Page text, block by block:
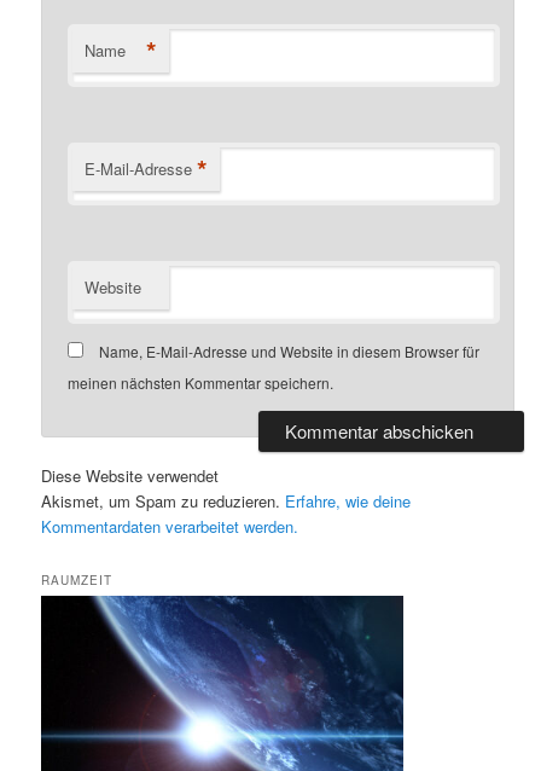
Name *
E-Mail-Adresse *
Website
Name, E-Mail-Adresse und Website in diesem Browser für
meinen nächsten Kommentar speichern.
Diese Website verwendet
Akismet, um Spam zu reduzieren. Erfahre, wie deine
Kommentardaten verarbeitet werden.
RAUMZEIT